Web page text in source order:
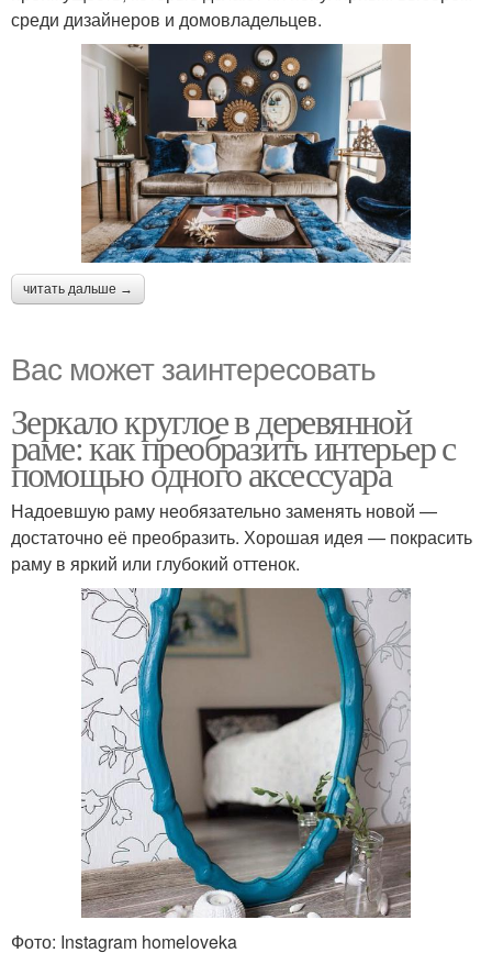
среди дизайнеров и домовладельцев.
читать дальше →
Вас может заинтересовать
Зеркало круглое в деревянной
раме: как преобразить интерьер с
помощью одного аксессуара
Надоевшую раму необязательно заменять новой —
достаточно её преобразить. Хорошая идея — покрасить
раму в яркий или глубокий оттенок.
Фото: Instagram homeloveka